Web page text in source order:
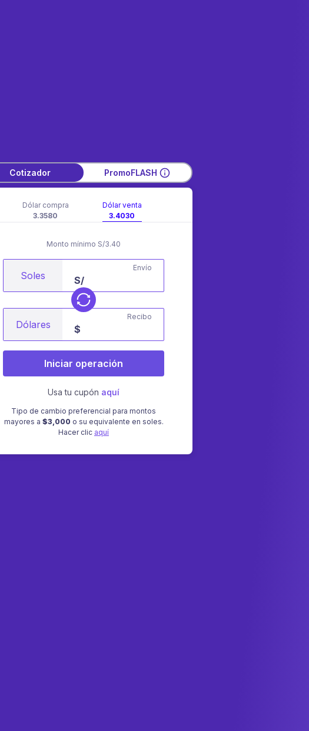
Cotizador PromoFLASH
Dólar compra
3.3580
Dólar venta
3.4030
Monto mínimo S/3.40
Soles
Envío
S/
Dólares
Recibo
$
Iniciar operación
Usa tu cupón aquí
Tipo de cambio preferencial para montos
mayores a $3,000 o su equivalente en soles.
Hacer clic aquí